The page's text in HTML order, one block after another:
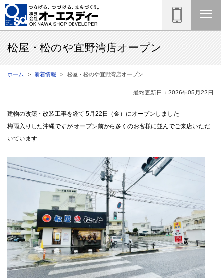
松屋・松のや宜野湾店オープン
ホーム 新着情報 松屋・松のや宜野湾店オープン
最終更新日：2026年05月22日
建物の改築・改装工事を経て 5月22日（金）にオープンしました
梅雨入りした沖縄ですが オープン前から多くのお客様に並んでご来店いただ
いています